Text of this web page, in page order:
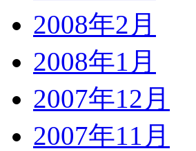
2008年2月
2008年1月
2007年12月
2007年11月